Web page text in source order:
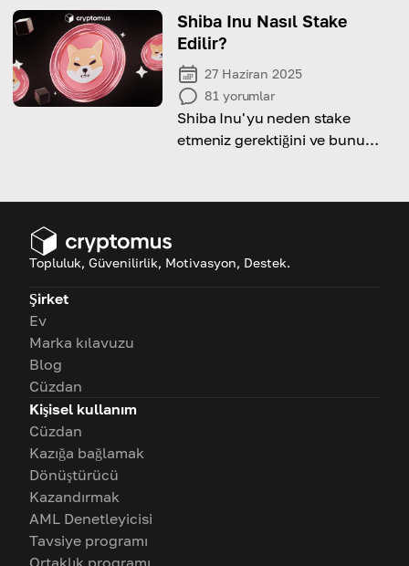
inceleyerek, onların
teknolojisini ve piyasa
Shiba Inu Nasıl Stake
Edilir?
27 Haziran 2025
81 yorumlar
Shiba Inu'yu neden stake
etmeniz gerektiğini ve bunu
Topluluk, Güvenilirlik, Motivasyon, Destek.
Şirket
Ev
Marka kılavuzu
Blog
Cüzdan
Kişisel kullanım
Cüzdan
Kazığa bağlamak
Dönüştürücü
Kazandırmak
AML Denetleyicisi
Tavsiye programı